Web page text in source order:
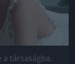
a társaságba.